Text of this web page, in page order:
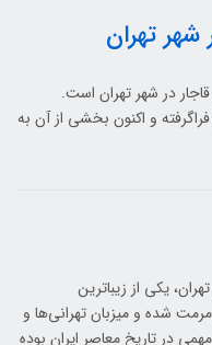
تهران
در شهر تهران است.
و اکنون بخشی از آن به
یکی از زیباترین
شده و میزبان تهرانی‌ها و
در تاریخ معاصر ایران بوده